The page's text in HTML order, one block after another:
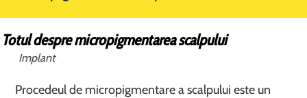
Totul despre micropigmentarea scalpului
Implant
Procedeul de micropigmentare a scalpului este un